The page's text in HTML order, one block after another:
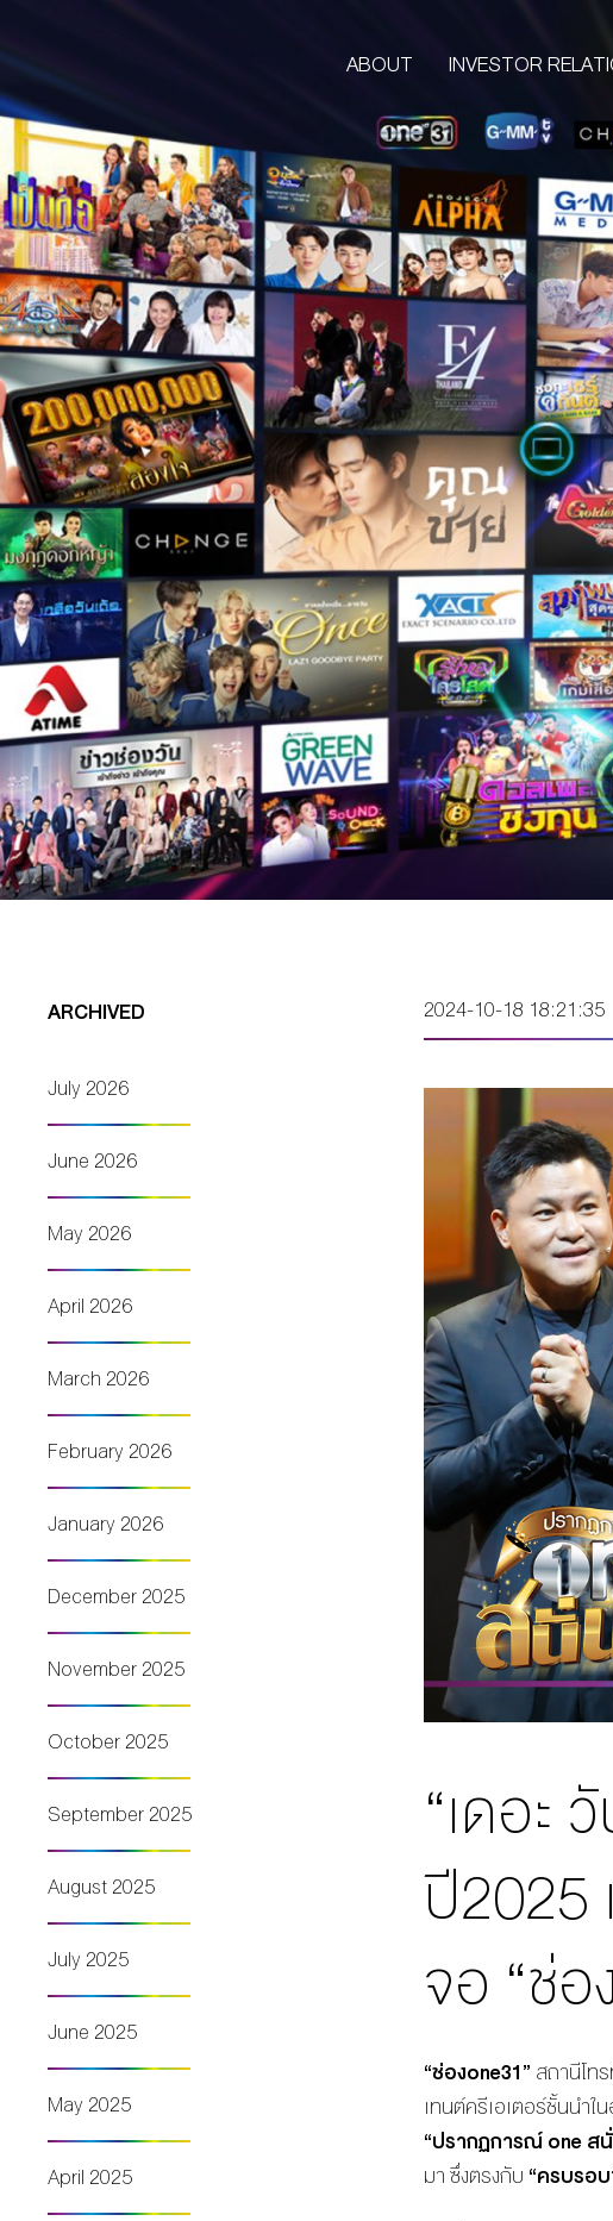
ABOUT INVESTOR
ABOUT
CORPORATE
COMPANY’S BUSINESS
OUR VISION & MISSION
COMPANY BACKGROUND
LETTER FROM GROUP CEO
BOARD OF DIRECTORS
MANAGEMENT TEAM
ORGANIZATION CHART
AWARDS
2024-10-18 18:21:35
“เดอะ
ปี2025
จอ “ช่อ
“ช่องone31” สถานีโท
เทนต์ครีเอเตอร์ชั้นนำ
“ปรากฏการณ์one ส
มา ซึ่งตรงกับ “ครบรอ
ARCHIVED
July 2026
June 2026
May 2026
April 2026
March 2026
February 2026
January 2026
December 2025
November 2025
October 2025
September 2025
August 2025
July 2025
June 2025
May 2025
April 2025